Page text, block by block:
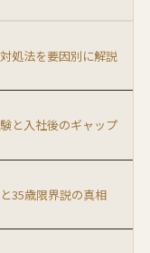
処法を要因別に解説
と入社後のギャップ
35歳限界説の真相